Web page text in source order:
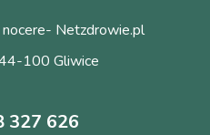
nocere- Netzdrowie.pl
100 Gliwice
327 626